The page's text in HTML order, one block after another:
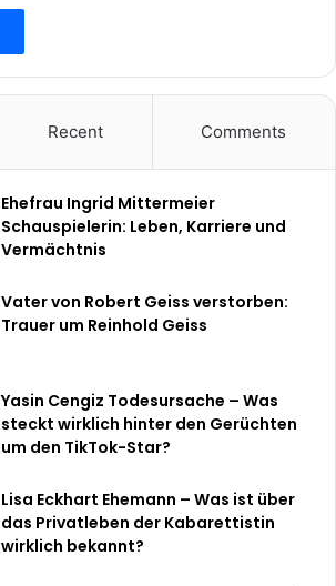
Recent Comments
Ehefrau Ingrid Mittermeier
Schauspielerin: Leben, Karriere und
Vermächtnis
Vater von Robert Geiss verstorben:
Trauer um Reinhold Geiss
Yasin Cengiz Todesursache – Was
steckt wirklich hinter den Gerüchten
um den TikTok-Star?
Lisa Eckhart Ehemann – Was ist über
das Privatleben der Kabarettistin
wirklich bekannt?